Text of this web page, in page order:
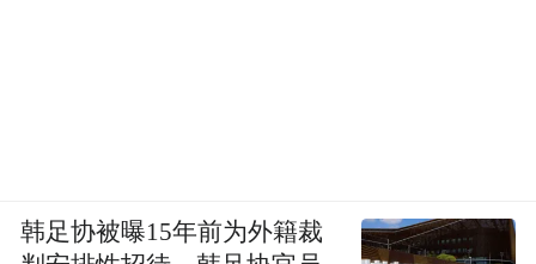
韩足协被曝15年前为外籍裁